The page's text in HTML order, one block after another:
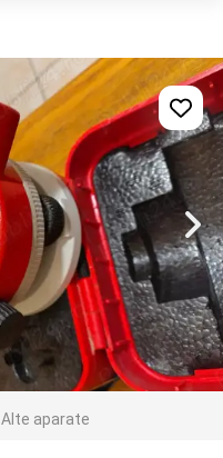
Alte aparate